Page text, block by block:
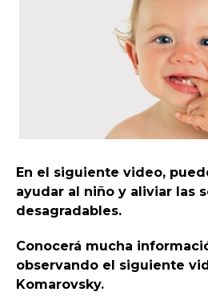
En el siguiente video,
ayudar al niño y aliviar las
desagradables.
Conocerá mucha
observando el siguiente
Komarovsky.